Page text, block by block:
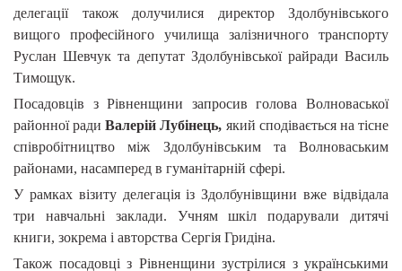
делегації також долучилися директор Здолбунівського
вищого професійного училища залізничного транспорту
Руслан Шевчук та депутат Здолбунівської райради Василь
Тимощук.
Посадовців з Рівненщини запросив голова Волноваської
районної радиВалерій Лубінець, який сподівається на тісне
співробітництво між Здолбунівським та Волноваським
районами, насамперед в гуманітарній сфері.
У рамках візиту делегація із Здолбунівщини вже відвідала
три навчальні заклади. Учням шкіл подарували дитячі
книги, зокрема і авторства Сергія Гридіна.
Також посадовці з Рівненщини зустрілися з українськими